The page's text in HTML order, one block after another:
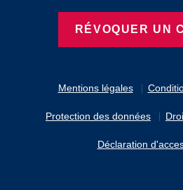
Mentions légales
Protection des données
Déclaration
RÉVOQUER UN